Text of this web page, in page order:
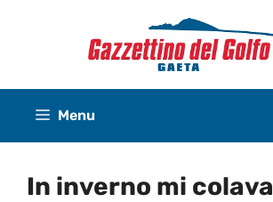
Menu
In inverno mi colava